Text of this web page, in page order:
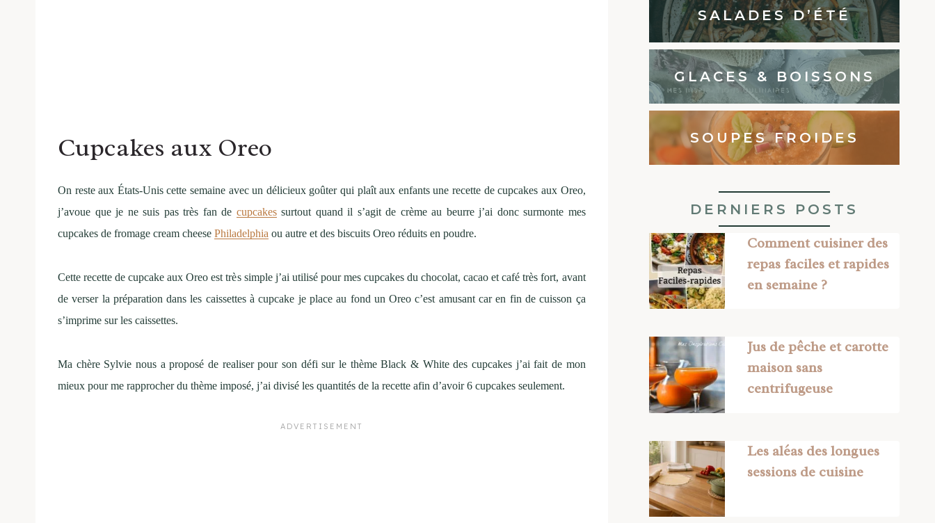
Cupcakes aux Oreo
On reste aux États-Unis cette semaine avec un délicieux goûter qui plaît aux enfants une recette de cupcakes aux Oreo,
j’avoue que je ne suis pas très fan de cupcakessurtout quand il s’agit de crème au beurre j’ai donc surmonte mes
cupcakes de fromage cream cheese Philadelphia ou autre et des biscuits Oreo réduits en poudre.
Cette recette de cupcake aux Oreo est très simple j’ai utilisé pour mes cupcakes du chocolat, cacao et café très fort, avant
de verser la préparation dans les caissettes à cupcake je place au fond un Oreo c’est amusant car en fin de cuisson ça
s’imprime sur les caissettes.
Ma chère Sylvie nous a proposé de realiser pour son défi sur le thème Black & White des cupcakes j’ai fait de mon
mieux pour me rapprocher du thème imposé, j’ai divisé les quantités de la recette afin d’avoir 6 cupcakes seulement.
SALADES D’ÉTÉ
GLACES & BOISSONS
SOUPES FROIDES
DERNIERS POSTS
Comment cuisiner des
repas faciles et rapides
en semaine ?
Jus de pêche et carotte
maison sans
centrifugeuse
Les aléas des longues
sessions de cuisine